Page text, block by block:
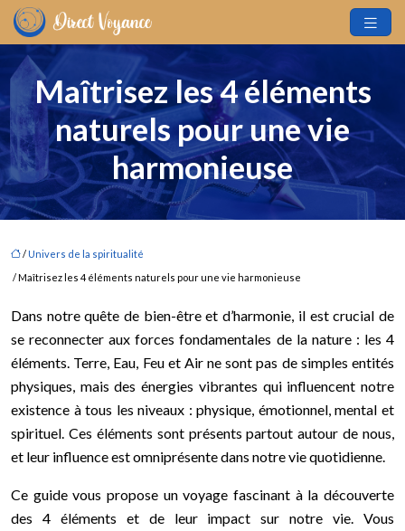
Maîtrisez les 4 éléments
naturels pour une vie
harmonieuse
/ Univers de la spiritualité
/ Maîtrisez les 4 éléments naturels pour une vie harmonieuse
Dans notre quête de bien-être et d’harmonie, il est crucial de
se reconnecter aux forces fondamentales de la nature : les 4
éléments. Terre, Eau, Feu et Air ne sont pas de simples entités
physiques, mais des énergies vibrantes qui influencent notre
existence à tous les niveaux : physique, émotionnel, mental et
spirituel. Ces éléments sont présents partout autour de nous,
et leur influence est omniprésente dans notre vie quotidienne.
Ce guide vous propose un voyage fascinant à la découverte
des 4 éléments et de leur impact sur notre vie. Vous